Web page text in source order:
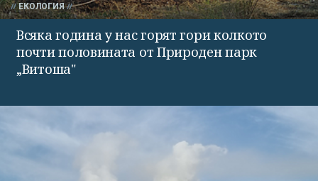
ЕКОЛОГИЯ
Всяка година у нас горят гори колкото
почти половината от Природен парк
„Витоша"